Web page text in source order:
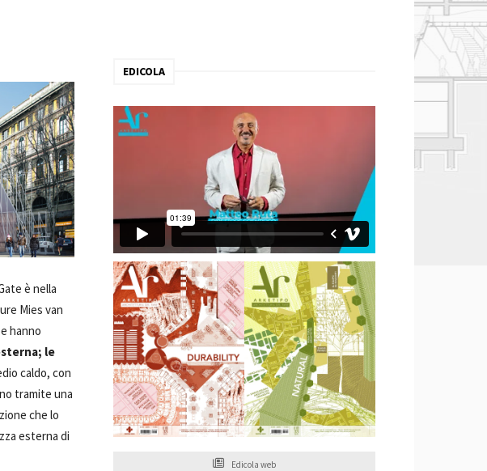
è nella
Mies van
hanno
le
caldo, con
tramite una
che lo
esterna di
EDICOLA
Edicola web